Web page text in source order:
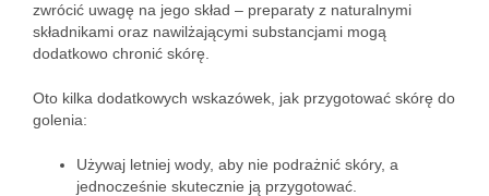
zwrócić uwagę na jego skład – preparaty z naturalnymi
składnikami oraz nawilżającymi substancjami mogą
dodatkowo chronić skórę.
Oto kilka dodatkowych wskazówek, jak przygotować skórę do
golenia:
Używaj letniej wody, aby nie podrażnić skóry, a
jednocześnie skutecznie ją przygotować.